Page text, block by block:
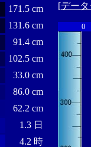
171.5 cm
131.6 cm
91.4 cm
102.5 cm
33.0 cm
86.0 cm
62.2 cm
1.3 日
4.2 時
[デー
0